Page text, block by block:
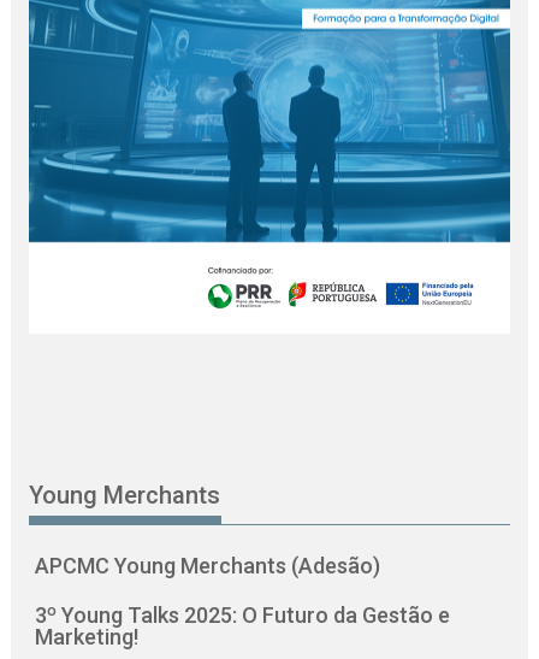
Young Merchants
APCMC Young Merchants (Adesão)
3º Young Talks 2025: O Futuro da Gestão e
Marketing!